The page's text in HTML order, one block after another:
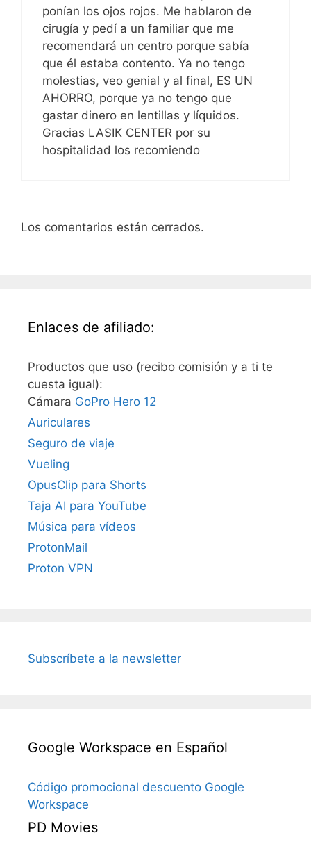
ponían los ojos rojos. Me hablaron de
cirugía y pedí a un familiar que me
recomendará un centro porque sabía
que él estaba contento. Ya no tengo
molestias, veo genial y al final, ES UN
AHORRO, porque ya no tengo que
gastar dinero en lentillas y líquidos.
Gracias LASIK CENTER por su
hospitalidad los recomiendo
Los comentarios están cerrados.
Enlaces de afiliado:
Productos que uso (recibo comisión y a ti te
cuesta igual):
Cámara GoPro Hero 12
Auriculares
Seguro de viaje
Vueling
OpusClip para Shorts
Taja AI para YouTube
Música para vídeos
ProtonMail
Proton VPN
Subscríbete a la newsletter
Google Workspace en Español
Código promocional descuento Google
Workspace
PD Movies